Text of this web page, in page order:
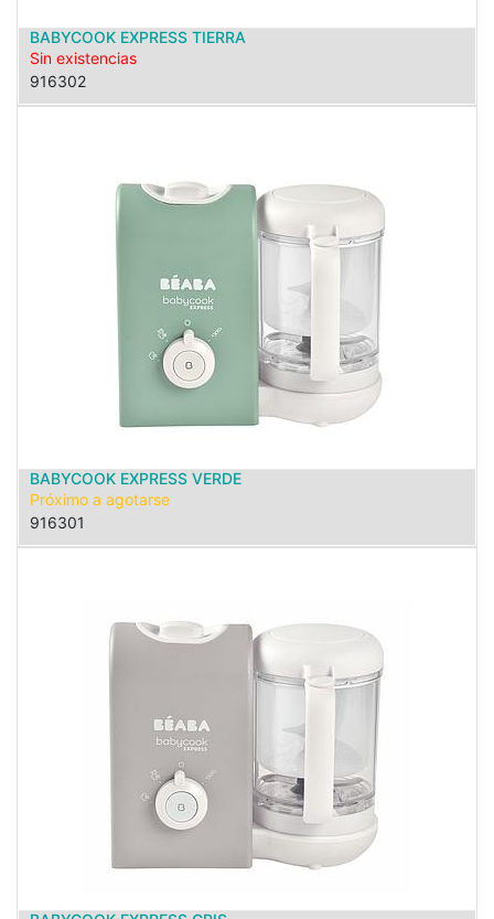
BABYCOOK EXPRESS TIERRA
Sin existencias
916302
BABYCOOK EXPRESS VERDE
Próximo a agotarse
916301